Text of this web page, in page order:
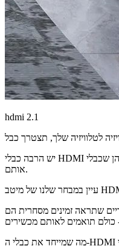
hdmi 2.1
יש הרבה כבלי HDMI בשוק, ואנחנו לא נאשים אותך אם אתה לא רוצה להשקיע הרבה מאמץ בקניית אחד.החדשות הטובות הן שכבלי HDMI הם זולים יחסית, אבל יש עוד כמה דברים שאתה צריך לדעת לפני שאתה קונה
אותם.
מה שמייחד את כבלי ה-HDMI הללו הוא רוחב הפס שלהם: כמות המידע שהם יכולים לשאת בכל זמן נתון.כבלי HDMI 2.0 מספקים מהירויות חיבור של 18 Gbps (גיגה-בייט לשנייה), בעוד כבלי HDMI 2.1 מספקים מהירויות